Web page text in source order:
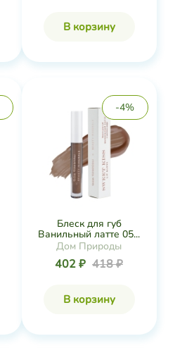
В корзину
-4%
Блеск для губ
Ванильный латте 05...
Дом Природы
402 ₽ 418 ₽
В корзину